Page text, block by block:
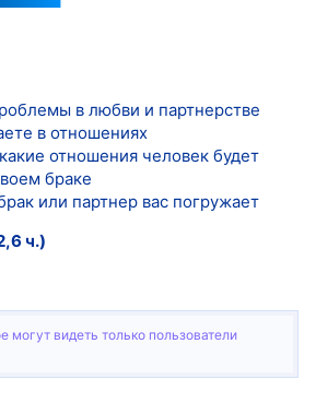
в любви и партнерстве
в отношениях
отношения человек будет
браке
или партнер вас погружает
ч.)
видеть только пользователи